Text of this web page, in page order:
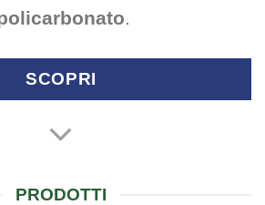
.
SCOPRI
PRODOTTI